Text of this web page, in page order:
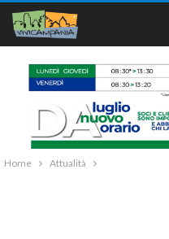
Home Attualità